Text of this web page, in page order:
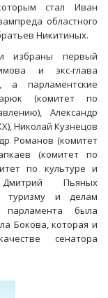
стал Иван
областного
Никитиных.
избраны первый
и экс-глава
а парламентские
(комитет по
Александр
Николай Кузнецов
Романов (комитет
(комитет по
по культуре и
Пьяных
туризму и делам
парламента была
Бокова, которая и
сенатора